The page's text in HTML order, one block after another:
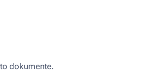
dokumente.